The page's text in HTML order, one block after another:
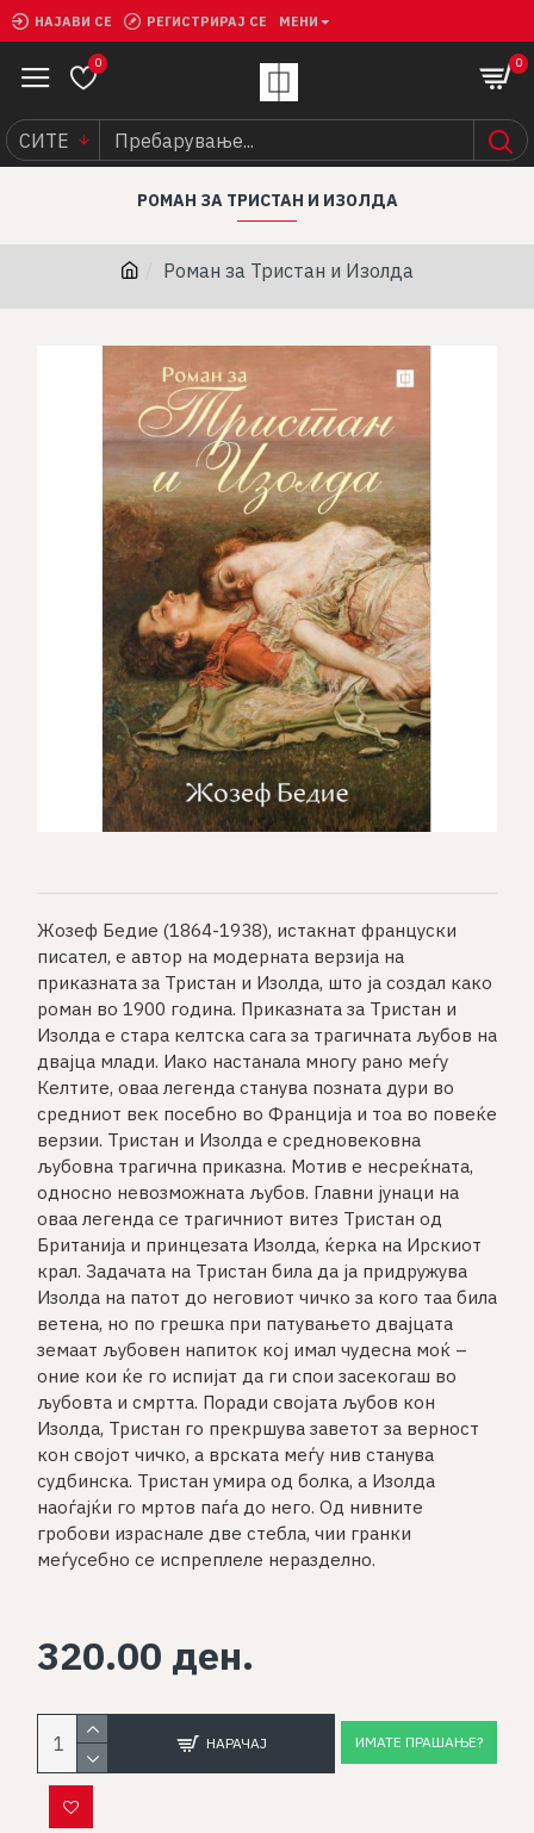
НАЈАВИ СЕ РЕГИСТРИРАЈ СЕ МЕНИ
0 0
СИТЕ
Роман за Тристан и Изолда
РОМАН ЗА ТРИСТАН И ИЗОЛДА
Жозеф Бедие (1864-1938), истакнат француски
писател, е автор на модерната верзија на
приказната за Тристан и Изолда, што ја создал како
роман во 1900 година. Приказната за Тристан и
Изолда е стара келтска сага за трагичната љубов на
двајца млади. Иако настанала многу рано меѓу
Келтите, оваа легенда станува позната дури во
средниот век посебно во Франција и тоа во повеќе
верзии. Тристан и Изолда е средновековна
љубовна трагична приказна. Мотив е несреќната,
односно невозможната љубов. Главни јунаци на
оваа легенда се трагичниот витез Тристан од
Британија и принцезата Изолда, ќерка на Ирскиот
крал. Задачата на Тристан била да ја придружува
Изолда на патот до неговиот чичко за кого таа била
ветена, но по грешка при патувањето двајцата
земаат љубовен напиток кој имал чудесна моќ –
оние кои ќе го испијат да ги спои засекогаш во
љубовта и смртта. Поради својата љубов кон
Изолда, Тристан го прекршува заветот за верност
кон својот чичко, а врската меѓу нив станува
судбинска. Тристан умира од болка, а Изолда
наоѓајќи го мртов паѓа до него. Од нивните
гробови израснале две стебла, чии гранки
меѓусебно се испреплеле неразделно.
320.00 ден.
НАРАЧАЈ ИМАТЕ ПРАШАЊЕ?